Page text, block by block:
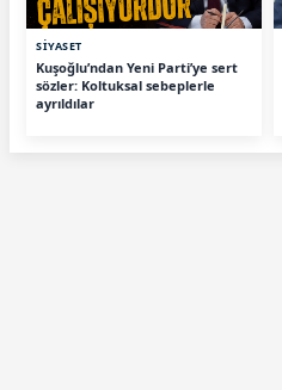
SİYASET
Kuşoğlu’ndan Yeni Parti’ye sert
sözler: Koltuksal sebeplerle
ayrıldılar